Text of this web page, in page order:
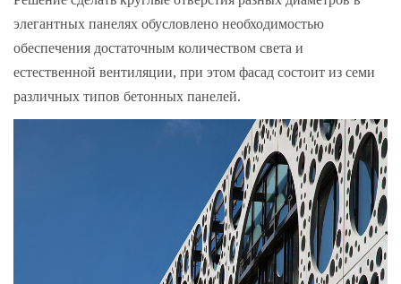
элегантных панелях обусловлено необходимостью
обеспечения достаточным количеством света и
естественной вентиляции, при этом фасад состоит из семи
различных типов бетонных панелей.